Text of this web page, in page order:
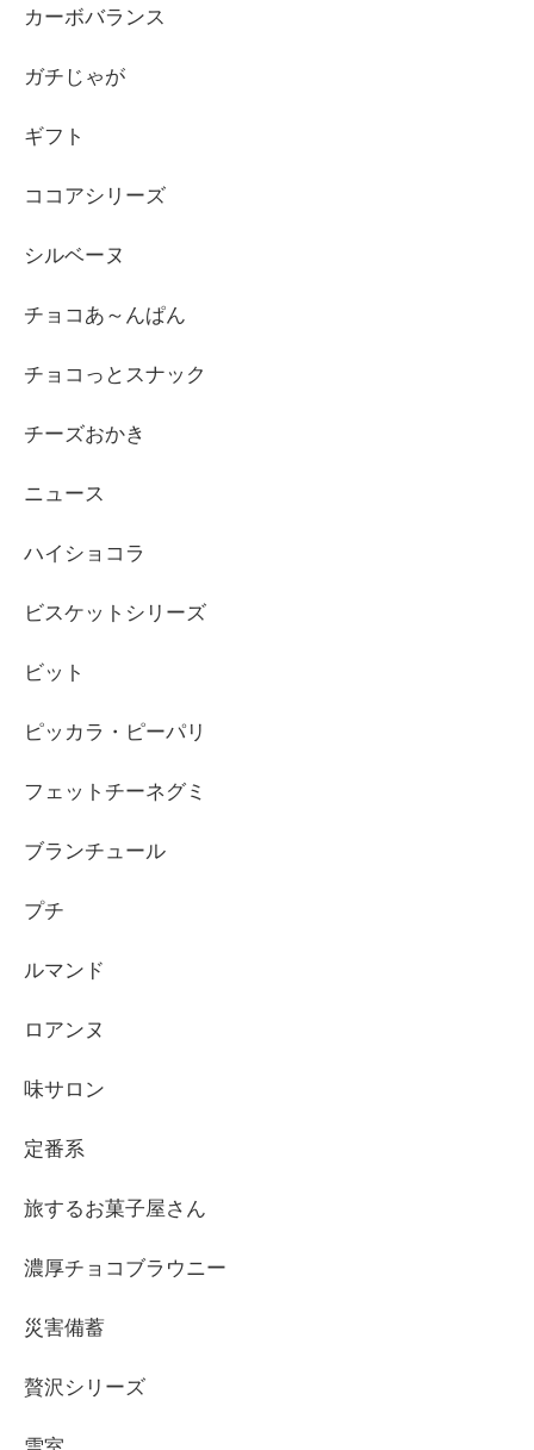
カーボバランス
ガチじゃが
ギフト
ココアシリーズ
シルベーヌ
チョコあ～んぱん
チョコっとスナック
チーズおかき
ニュース
ハイショコラ
ビスケットシリーズ
ビット
ピッカラ・ピーパリ
フェットチーネグミ
ブランチュール
プチ
ルマンド
ロアンヌ
味サロン
定番系
旅するお菓子屋さん
濃厚チョコブラウニー
災害備蓄
贅沢シリーズ